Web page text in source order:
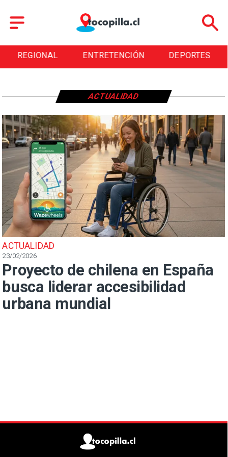
REGIONAL ENTRETENCIÓN DEPORTES
ACTUALIDAD
23/02/2026
Proyecto de chilena en España
busca liderar accesibilidad
urbana mundial
ACTUALIDAD